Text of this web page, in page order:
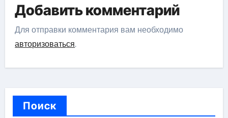
Добавить комментарий
Для отправки комментария вам необходимо
авторизоваться.
Поиск